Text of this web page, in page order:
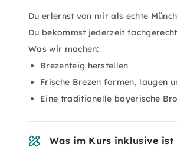
Du erlernst von mir als echte
Du bekommst jederzeit
Was wir machen:
Brezenteig herstellen
Frische Brezen formen, laugen
Eine traditionelle bayerische
Was im Kurs inklusive ist